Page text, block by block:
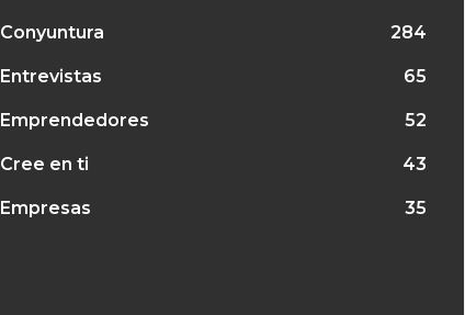
Conyuntura 284
Entrevistas 65
Emprendedores 52
Cree en ti 43
Empresas 35